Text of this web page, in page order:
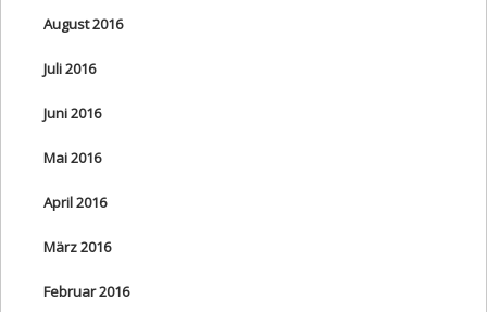
August 2016
Juli 2016
Juni 2016
Mai 2016
April 2016
März 2016
Februar 2016